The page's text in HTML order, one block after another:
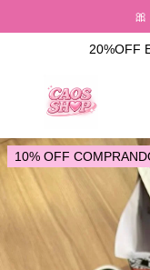
20%OFF
10% OFF